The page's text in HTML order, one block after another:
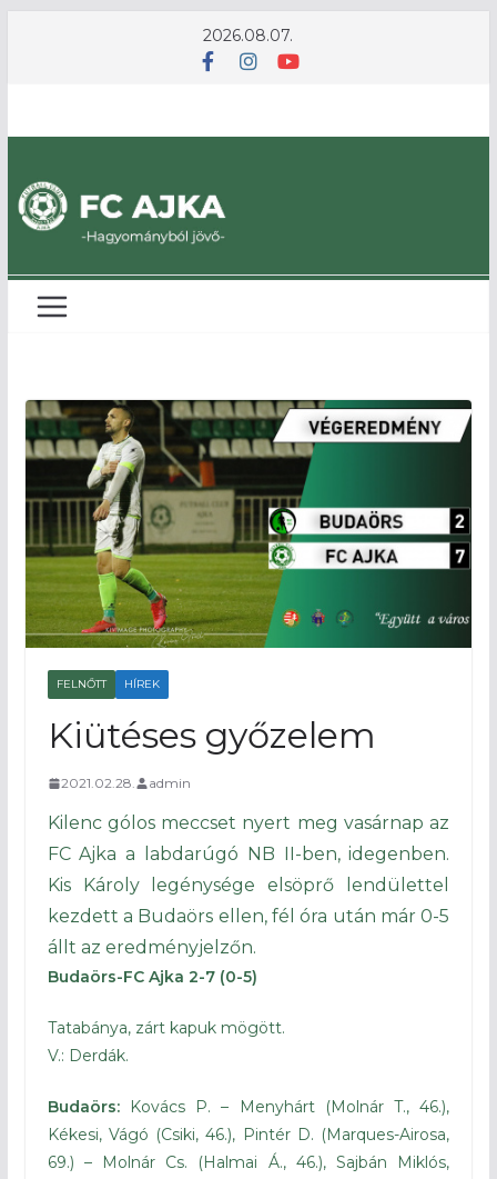
2026.08.07.
FELNŐTT HÍREK
Kiütéses győzelem
2021.02.28. admin
Kilenc gólos meccset nyert meg vasárnap az
FC Ajka a labdarúgó NB II-ben, idegenben.
Kis Károly legénysége elsöprő lendülettel
kezdett a Budaörs ellen, fél óra után már 0-5
állt az eredményjelzőn.
Budaörs-FC Ajka 2-7 (0-5)
Tatabánya, zárt kapuk mögött.
V.: Derdák.
Budaörs:
Kovács P. – Menyhárt (Molnár T., 46.),
Kékesi, Vágó (Csiki, 46.), Pintér D. (Marques-Airosa,
69.) – Molnár Cs. (Halmai Á., 46.), Sajbán Miklós,